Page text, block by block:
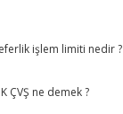
işlem limiti nedir ?
ÇVŞ ne demek ?